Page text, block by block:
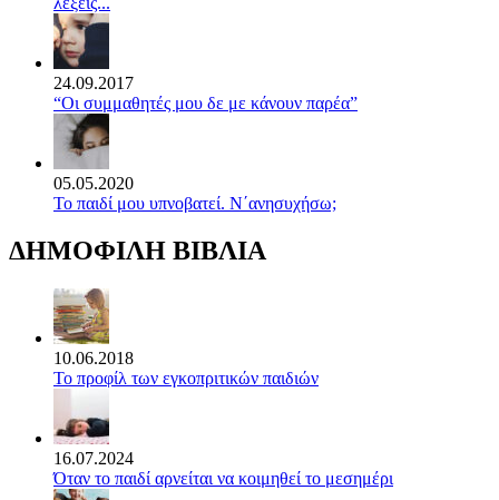
24.09.2017
“Οι συμμαθητές μου δε με κάνουν παρέα”
05.05.2020
Το παιδί μου υπνοβατεί. Ν΄ανησυχήσω;
ΔΗΜΟΦΙΛΗ ΒΙΒΛΙΑ
10.06.2018
Το προφίλ των εγκοπριτικών παιδιών
16.07.2024
Όταν το παιδί αρνείται να κοιμηθεί το μεσημέρι